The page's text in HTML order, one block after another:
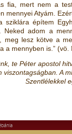
fia, mert nem a
mennyei Atyám.
sziklára építem
Neked adom a
meg lesz kötve a
a mennyben is.” (vö.
te Péter apostol
viszontagságban. A
Szentlélekkel